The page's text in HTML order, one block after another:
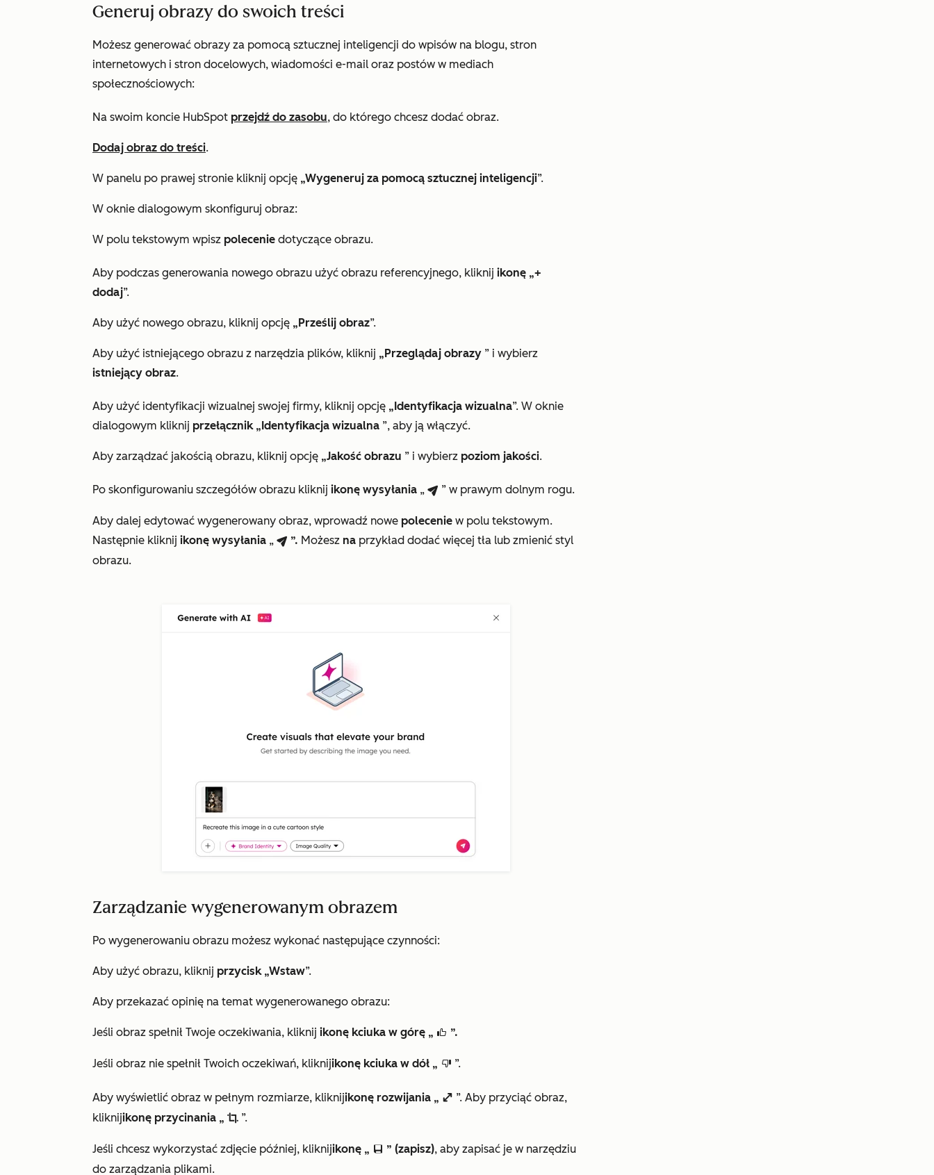
Generuj obrazy do swoich treści
Możesz generować obrazy za pomocą sztucznej inteligencji do wpisów na blogu, stron
internetowych i stron docelowych, wiadomości e-mail oraz postów w mediach
społecznościowych:
Na swoim koncie HubSpot przejdź do zasobu, do którego chcesz dodać obraz.
Dodaj obraz do treści.
W panelu po prawej stronie kliknij opcję „Wygeneruj za pomocą sztucznej inteligencji”.
W oknie dialogowym skonfiguruj obraz:
W polu tekstowym wpisz polecenie dotyczące obrazu.
Aby podczas generowania nowego obrazu użyć obrazu referencyjnego, kliknij ikonę „+
dodaj”.
Aby użyć nowego obrazu, kliknij opcję „Prześlij obraz”.
Aby użyć istniejącego obrazu z narzędzia plików, kliknij „Przeglądaj obrazy ” i wybierz
istniejący obraz.
Aby użyć identyfikacji wizualnej swojej firmy, kliknij opcję „Identyfikacja wizualna”. W oknie
dialogowym kliknij przełącznik „Identyfikacja wizualna ”, aby ją włączyć.
Aby zarządzać jakością obrazu, kliknij opcję „Jakość obrazu ” i wybierz poziom jakości.
Po skonfigurowaniu szczegółów obrazu kliknij ikonę wysyłania „ breezeSendIcon ” w prawym dolnym rogu.
Aby dalej edytować wygenerowany obraz, wprowadź nowe polecenie w polu tekstowym.
Następnie kliknij ikonę wysyłania „ breezeSendIcon ”. Możesz na przykład dodać więcej tła lub zmienić styl
obrazu.
Zarządzanie wygenerowanym obrazem
Po wygenerowaniu obrazu możesz wykonać następujące czynności:
Aby użyć obrazu, kliknij przycisk „Wstaw”.
Aby przekazać opinię na temat wygenerowanego obrazu:
Jeśli obraz spełnił Twoje oczekiwania, kliknij ikonę kciuka w górę „ thumbsUpIcon ”.
Jeśli obraz nie spełnił Twoich oczekiwań, kliknijikonę kciuka w dół „ thumbsDownIcon ”.
Aby wyświetlić obraz w pełnym rozmiarze, kliknijikonę rozwijania „ enlarge ”. Aby przyciąć obraz,
kliknijikonę przycinania „ cropIcon ”.
Jeśli chcesz wykorzystać zdjęcie później, kliknijikonę „ saveEditableViewIcon ” (zapisz), aby zapisać je w narzędziu
do zarządzania plikami.